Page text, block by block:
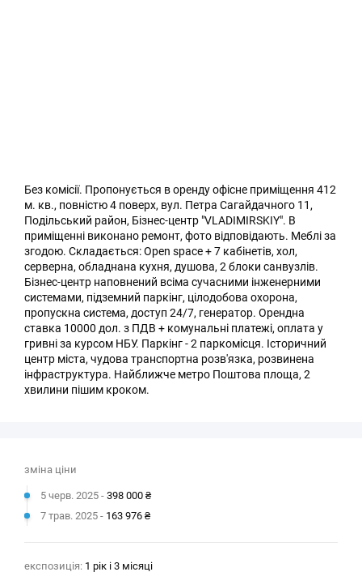
Без комісії. Пропонується в оренду офісне приміщення 412
м. кв., повністю 4 поверх, вул. Петра Сагайдачного 11,
Подільський район, Бізнес-центр "VLADIMIRSKIY". В
приміщенні виконано ремонт, фото відповідають. Меблі за
згодою. Складається: Open space + 7 кабінетів, хол,
серверна, обладнана кухня, душова, 2 блоки санвузлів.
Бізнес-центр наповнений всіма сучасними інженерними
системами, підземний паркінг, цілодобова охорона,
пропускна система, доступ 24/7, генератор. Орендна
ставка 10000 дол. з ПДВ + комунальні платежі, оплата у
гривні за курсом НБУ. Паркінг - 2 паркомісця. Історичний
центр міста, чудова транспортна розв'язка, розвинена
інфраструктура. Найближче метро Поштова площа, 2
хвилини пішим кроком.
зміна ціни
5 черв. 2025 - 398 000 ₴
7 трав. 2025 - 163 976 ₴
експозиція: 1 рік і 3 місяці